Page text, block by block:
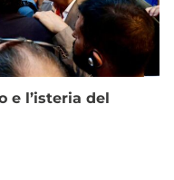
e l’isteria del